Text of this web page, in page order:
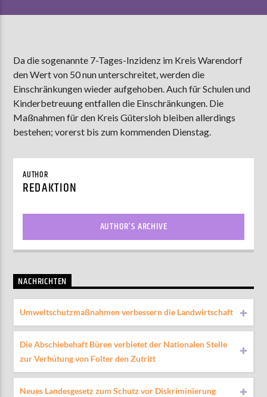
MOEBIUS
19:00 24:00
ZU HÖREN INMünster90,9 MHzSteinfurt103,9 MHz
Da die sogenannte 7-Tages-Inzidenz im Kreis Warendorf
den Wert von 50 nun unterschreitet, werden die
Einschränkungen wieder aufgehoben. Auch für Schulen und
Kinderbetreuung entfallen die Einschränkungen. Die
Maßnahmen für den Kreis Gütersloh bleiben allerdings
bestehen; vorerst bis zum kommenden Dienstag.
AUTHOR
REDAKTION
AUTHOR'S ARCHIVE
NACHRICHTEN
Umweltschutzmaßnahmen verbessern die Landwirtschaft
Die Abschiebehaft Büren verbietet der Nationalen Stelle
zur Verhütung von Folter den Zutritt
Neues Landesgesetz zum Schutz vor Diskriminierung